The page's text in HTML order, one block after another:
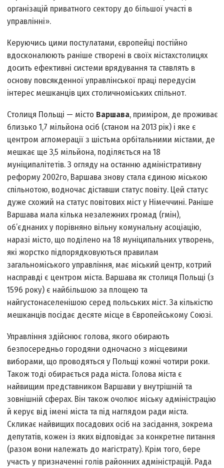
організацій приватного сектору до більшої участі в
управлінні».
Керуючись цими постулатами, європейці постійно
вдосконалюють раніше створені в своїх містах­столицях
досить ефективні системи врядування та ставлять в
основу повсякденної управлінської праці передусім
інтерес мешканців цих столично­міських спільнот.
Столиця Польщі — місто Варшава, приміром, де проживає
близько 1,7 мільйона осіб (станом на 2013 рік) і яке є
центром агломерації з шістьма орбітальними містами, де
мешкає ще 3,5 мільйона, поділяється на 18
муніципалітетів. З огляду на останню адміністративну
реформу 2002­го, Варшава знову стала єдиною міською
спільнотою, водночас діставши статус повіту. Цей статус
дуже схожий на статус повітових міст у Німеччині. Раніше
Варшава мала кілька незалежних громад (гмін),
об’єднаних у порівняно вільну комунальну асоціацію,
наразі місто, що поділено на 18 муніципальних утворень,
які жорстко підпорядковуються правилам
загальноміського управління, має міський центр, котрий
насправді є центром міста. Варшава як столиця Польщі (з
1596 року) є найбільшою за площею та
найгустонаселенішою серед польських міст. За кількістю
мешканців посідає десяте місце в Європейському Союзі.
Управління здійснює голова, якого обирають
безпосередньо городяни одночасно з місцевими
виборами, що проводяться у Польщі кожні чотири роки.
Також тоді обирається рада міста. Голова міста є
найвищим представником Варшави у внутрішній та
зовнішній сферах. Він також очолює міську адміністрацію
й керує від імені міста та під наглядом ради міста.
Скликає найвищих посадових осіб на засідання, зокрема
депутатів, кожен із яких відповідає за конкретне питання
(разом вони належать до магістрату). Крім того, бере
участь у призначенні голів районних адміністрацій. Рада